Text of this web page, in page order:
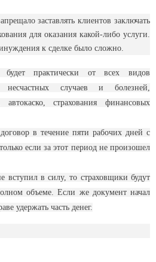
заставлять клиентов заключать
для оказания какой-либо услуги.
к сделке было сложно.
будет практически от всех видов
случаев и болезней,
автокаско, страхования финансовых
в течение пяти рабочих дней с
если за этот период не произошел
вступил в силу, то страховщики будут
объеме. Если же документ начал
удержать часть денег.